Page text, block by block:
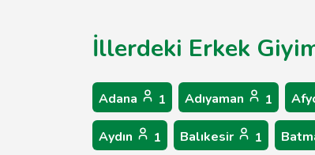
İllerdeki Erkek
Adana 1 Adıyaman 1
Aydın 1 Balıkesir 1